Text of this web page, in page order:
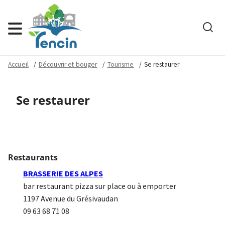
Menu
Accueil Découvrir et bouger Tourisme Se restaurer
Se restaurer
Restaurants
BRASSERIE DES ALPES
bar restaurant pizza sur place ou à emporter
1197 Avenue du Grésivaudan
09 63 68 71 08